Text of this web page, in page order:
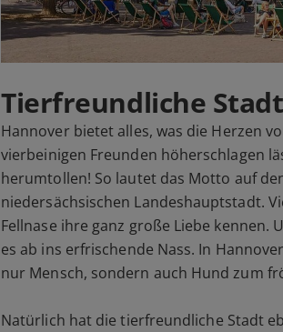
Tierfreundliche
Hannover bietet alles, was die Herzen
vierbeinigen Freunden höherschlagen
herumtollen! So lautet das Motto auf
niedersächsischen Landeshauptstadt.
Fellnase ihre ganz große Liebe kennen.
es ab ins erfrischende Nass. In
nur Mensch, sondern auch Hund zum
Natürlich hat die tierfreundliche Stadt